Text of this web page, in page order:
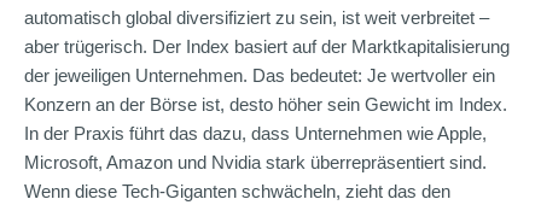
automatisch global diversifiziert zu sein, ist weit verbreitet –
aber trügerisch. Der Index basiert auf der Marktkapitalisierung
der jeweiligen Unternehmen. Das bedeutet: Je wertvoller ein
Konzern an der Börse ist, desto höher sein Gewicht im Index.
In der Praxis führt das dazu, dass Unternehmen wie Apple,
Microsoft, Amazon und Nvidia stark überrepräsentiert sind.
Wenn diese Tech-Giganten schwächeln, zieht das den